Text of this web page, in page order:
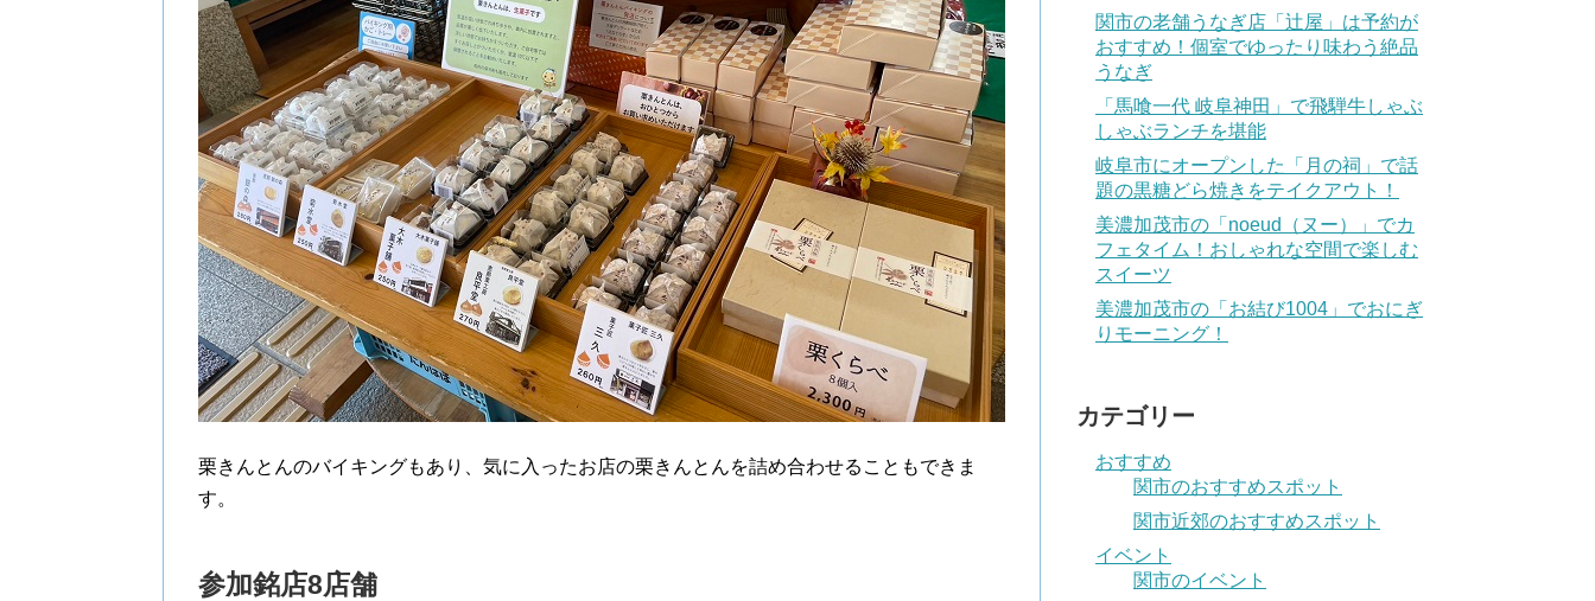
栗きんとんのバイキングもあり、気に入ったお店の栗きんとんを詰め合わせることもできま
す。
参加銘店8店舗
関市の老舗うなぎ店「辻屋」は予約が
おすすめ！個室でゆったり味わう絶品
うなぎ
「馬喰一代 岐阜神田」で飛騨牛しゃぶ
しゃぶランチを堪能
岐阜市にオープンした「月の祠」で話
題の黒糖どら焼きをテイクアウト！
美濃加茂市の「noeud（ヌー）」でカ
フェタイム！おしゃれな空間で楽しむ
スイーツ
美濃加茂市の「お結び1004」でおにぎ
りモーニング！
カテゴリー
おすすめ
関市のおすすめスポット
関市近郊のおすすめスポット
イベント
関市のイベント